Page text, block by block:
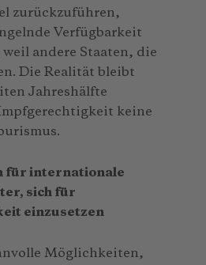
zurückzuführen,
Verfügbarkeit
andere Staaten, die
Die Realität bleibt
Jahreshälfte
keine
für internationale
sich für
einzusetzen
Möglichkeiten,